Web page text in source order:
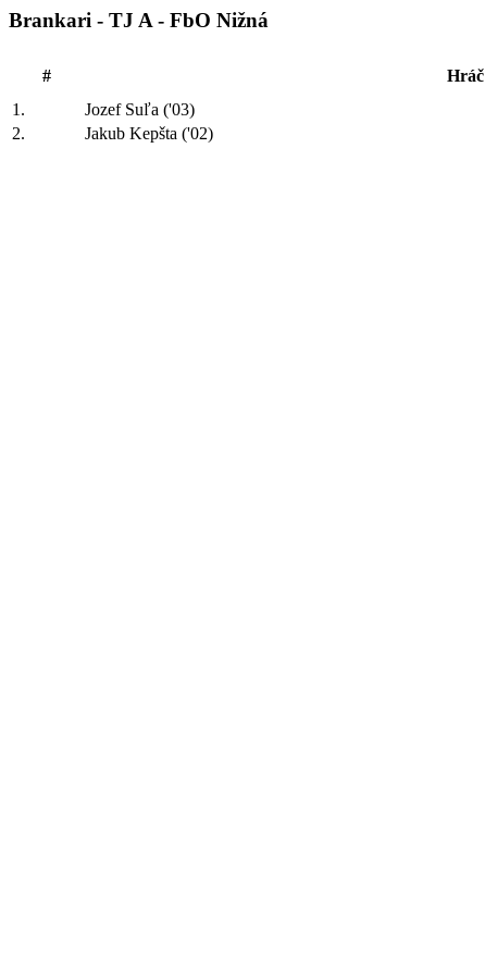
Brankari - TJ A - FbO Nižná
# Hráč
1.
Jozef Suľa ('03)
2.
Jakub Kepšta ('02)